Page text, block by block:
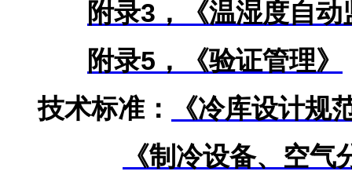
附录3 ，《温湿度自
附录5 ，《验证管理》
技术标准：
《冷库设计规
《制冷设备、空